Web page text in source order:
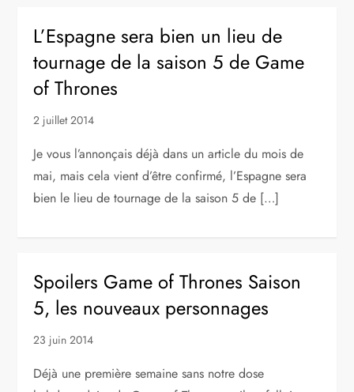
L’Espagne sera bien un lieu de
tournage de la saison 5 de Game
of Thrones
2 juillet 2014
Je vous l’annonçais déjà dans un article du mois de
mai, mais cela vient d’être confirmé, l’Espagne sera
bien le lieu de tournage de la saison 5 de […]
Spoilers Game of Thrones Saison
5, les nouveaux personnages
23 juin 2014
Déjà une première semaine sans notre dose